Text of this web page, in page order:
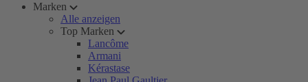
Marken
Alle anzeigen
Top Marken
Lancôme
Armani
Kérastase